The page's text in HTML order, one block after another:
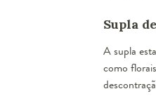
Supla
A supla
como